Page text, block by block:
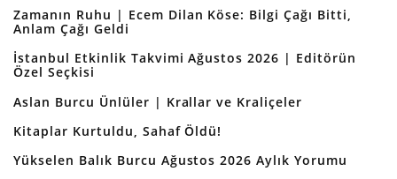
Zamanın Ruhu | Ecem Dilan Köse: Bilgi Çağı Bitti,
Anlam Çağı Geldi
İstanbul Etkinlik Takvimi Ağustos 2026 | Editörün
Özel Seçkisi
Aslan Burcu Ünlüler | Krallar ve Kraliçeler
Kitaplar Kurtuldu, Sahaf Öldü!
Yükselen Balık Burcu Ağustos 2026 Aylık Yorumu